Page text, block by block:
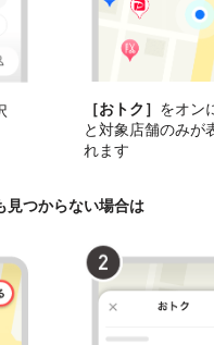
［おトク］ をオン
と対象店舗のみが
れます
見つからない場合は